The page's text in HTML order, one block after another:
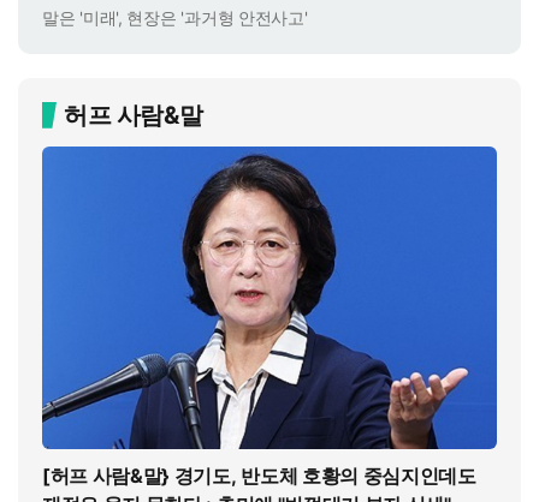
말은 '미래', 현장은 '과거형 안전사고'
허프 사람&말
[허프 사람&말} 경기도, 반도체 호황의 중심지인데도